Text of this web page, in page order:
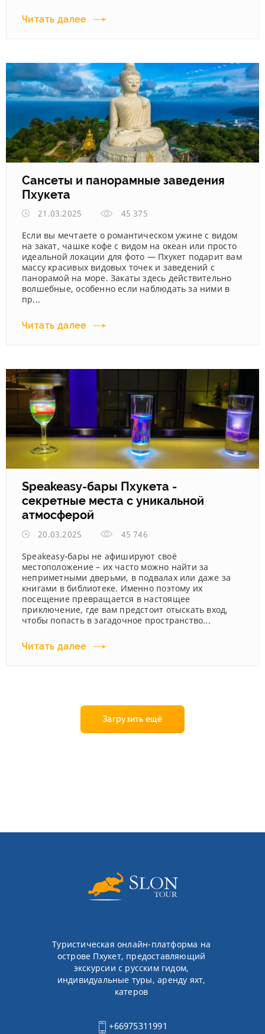
Читать далее
Сансеты и панорамные заведения
Пхукета
21.03.2025
45 375
Если вы мечтаете о романтическом ужине с видом
на закат, чашке кофе с видом на океан или просто
идеальной локации для фото — Пхукет подарит вам
массу красивых видовых точек и заведений с
панорамой на море. Закаты здесь действительно
волшебные, особенно если наблюдать за ними в
пр...
Читать далее
Speakeasy-бары Пхукета -
секретные места с уникальной
атмосферой
20.03.2025
45 746
Speakeasy-бары не афишируют своё
местоположение – их часто можно найти за
неприметными дверьми, в подвалах или даже за
книгами в библиотеке. Именно поэтому их
посещение превращается в настоящее
приключение, где вам предстоит отыскать вход,
чтобы попасть в загадочное пространство...
Читать далее
Загрузить ещё
Туристическая онлайн-платформа на
острове Пхукет, предоставляющий
экскурсии с русским гидом,
индивидуальные туры, аренду яхт,
катеров
+66975311991